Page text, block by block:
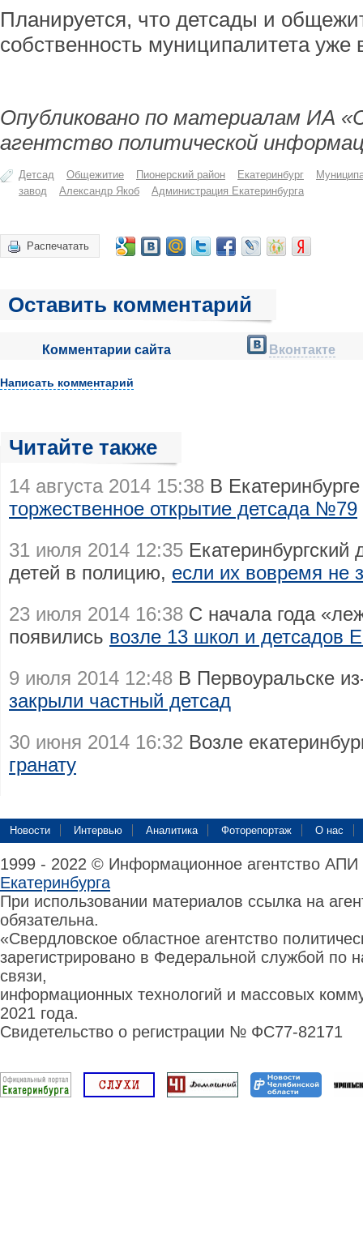
Планируется, что детсады и
собственность муниципалитета уже
Опубликовано по материалам ИА
агентство политической
Детсад Общежитие Пионерский район Екатеринбург
завод
Александр Якоб Администрация Екатеринбурга
Распечатать
Оставить комментарий
Комментарии сайта Вконтакте
Написать комментарий
Читайте также
14 августа 2014 15:38 В
торжественное открытие детсада №79
31 июля 2014 12:35 Екатеринбургский
детей в полицию, если их вовремя не
23 июля 2014 16:38 С начала года
появились возле 13 школ и детсадов
9 июля 2014 12:48 В Первоуральске
закрыли частный детсад
30 июня 2014 16:32 Возле
гранату
Новости Интервью Аналитика Фоторепортаж О нас
1999 - 2022 © Информационное агентство
Екатеринбурга
При использовании материалов ссылка на
обязательна.
«Свердловское областное агентство
зарегистрировано в Федеральной службой по
связи,
информационных технологий и массовых
2021 года.
Свидетельство о регистрации № ФС77-82171